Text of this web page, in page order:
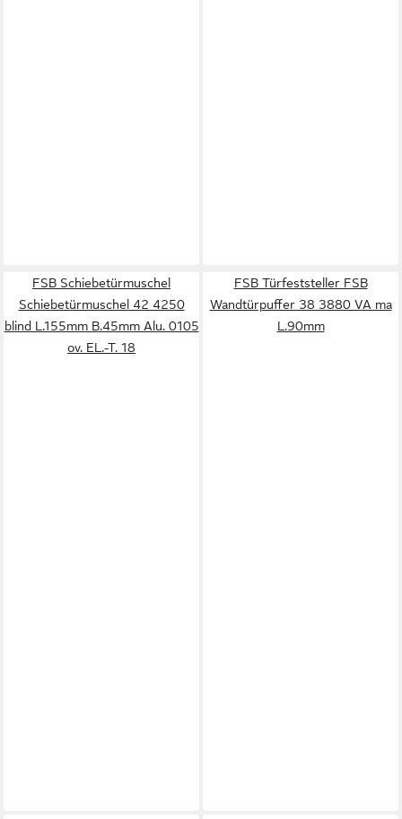
FSB Schiebetürmuschel
Schiebetürmuschel 42 4250
blind L.155mm B.45mm Alu. 0105
ov. EL.-T. 18
FSB Türfeststeller FSB
Wandtürpuffer 38 3880 VA ma
L.90mm